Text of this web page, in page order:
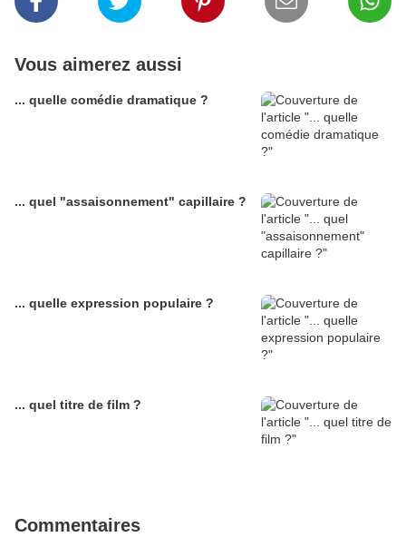
Vous aimerez aussi
... quelle comédie dramatique ?
... quel "assaisonnement" capillaire ?
... quelle expression populaire ?
... quel titre de film ?
Commentaires